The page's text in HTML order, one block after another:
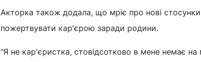
Акторка також додала, що мріє про нові
пожертвувати кар'єрою заради родини.
"Я не кар'єристка, стовідсотково в мене немає на